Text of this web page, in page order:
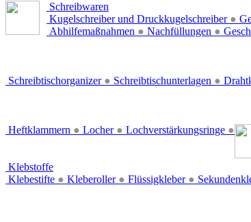
Schreibwaren
Kugelschreiber und Druckkugelschreiber ●
Abhilfemaßnahmen ● Nachfüllungen ●
Schreibtischorganizer ● Schreibtischunterlagen ●
Heftklammern ● Locher ● Lochverstärkungsringe ●
Klebstoffe
Klebestifte ● Kleberoller ● Flüssigkleber ●